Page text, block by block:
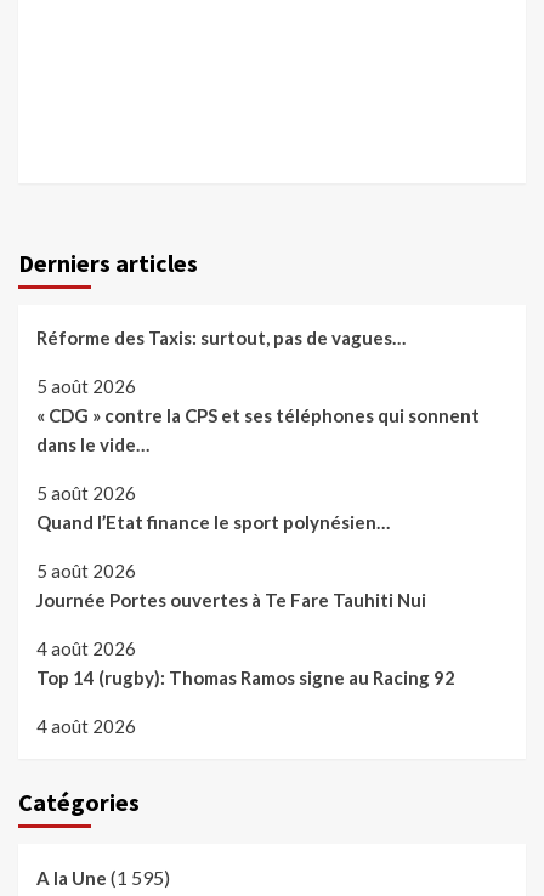
Derniers articles
Réforme des Taxis: surtout, pas de vagues…
5 août 2026
« CDG » contre la CPS et ses téléphones qui sonnent
dans le vide…
5 août 2026
Quand l’Etat finance le sport polynésien…
5 août 2026
Journée Portes ouvertes à Te Fare Tauhiti Nui
4 août 2026
Top 14 (rugby): Thomas Ramos signe au Racing 92
4 août 2026
Catégories
A la Une (1 595)